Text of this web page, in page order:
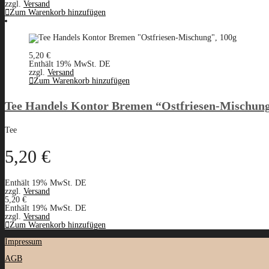
zzgl. Versand
Zum Warenkorb hinzufügen
5,20 €
Enthält 19% MwSt. DE
zzgl. Versand
Zum Warenkorb hinzufügen
Tee Handels Kontor Bremen “Ostfriesen-
Tee
5,20 €
Enthält 19% MwSt. DE
zzgl. Versand
5,20 €
Enthält 19% MwSt. DE
zzgl. Versand
Zum Warenkorb hinzufügen
Impressum
AGB